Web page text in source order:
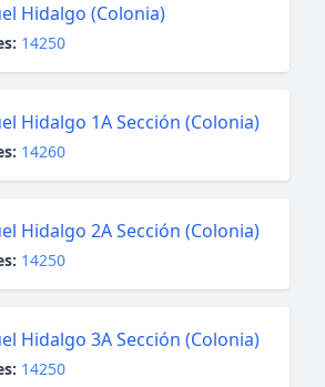
Hidalgo (Colonia)
14250
Hidalgo 1A Sección (Colonia)
14260
Hidalgo 2A Sección (Colonia)
14250
Hidalgo 3A Sección (Colonia)
14250